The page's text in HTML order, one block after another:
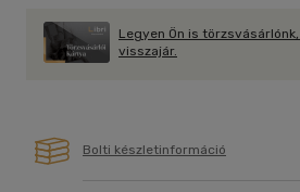
Legyen Ön is
visszajár.
Bolti készletinformáció